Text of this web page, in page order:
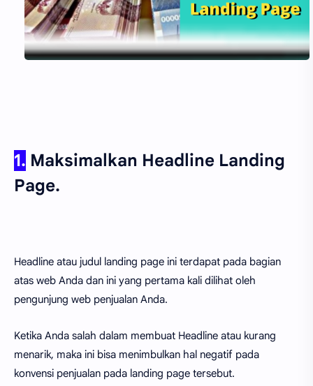
1. Maksimalkan Headline Landing
Page.
Headline atau judul landing page ini terdapat pada bagian
atas web Anda dan ini yang pertama kali dilihat oleh
pengunjung web penjualan Anda.
Ketika Anda salah dalam membuat Headline atau kurang
menarik, maka ini bisa menimbulkan hal negatif pada
konvensi penjualan pada landing page tersebut.